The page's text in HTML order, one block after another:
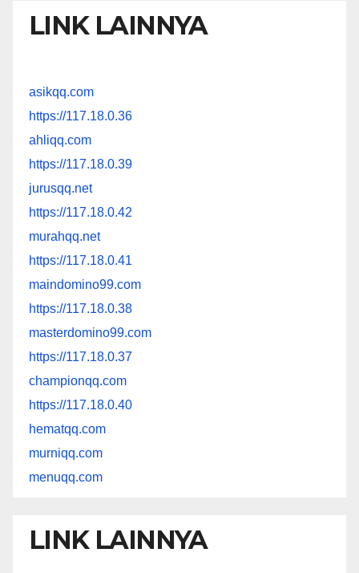
LINK LAINNYA
asikqq.com
https://117.18.0.36
ahliqq.com
https://117.18.0.39
jurusqq.net
https://117.18.0.42
murahqq.net
https://117.18.0.41
maindomino99.com
https://117.18.0.38
masterdomino99.com
https://117.18.0.37
championqq.com
https://117.18.0.40
hematqq.com
murniqq.com
menuqq.com
LINK LAINNYA